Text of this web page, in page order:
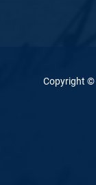
Copyright ©